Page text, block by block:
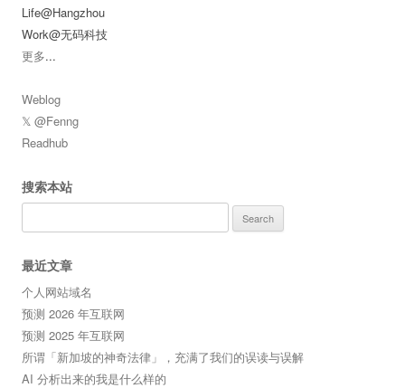
Life@Hangzhou
Work@无码科技
更多...
Weblog
𝕏 @Fenng
Readhub
搜索本站
for:
最近文章
个人网站域名
预测 2026 年互联网
预测 2025 年互联网
所谓「新加坡的神奇法律」，充满了我们的误读与误解
AI 分析出来的我是什么样的